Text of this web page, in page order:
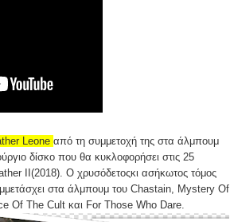
Leone από τη συμμετοχή της στα άλμπουμ
δίσκο που θα κυκλοφορήσει στις 25
II(2018). Ο χρυσόδετοςκι ασήκωτος τόμος
στα άλμπουμ του Chastain, Mystery Of
Of The Cult και For Those Who Dare.